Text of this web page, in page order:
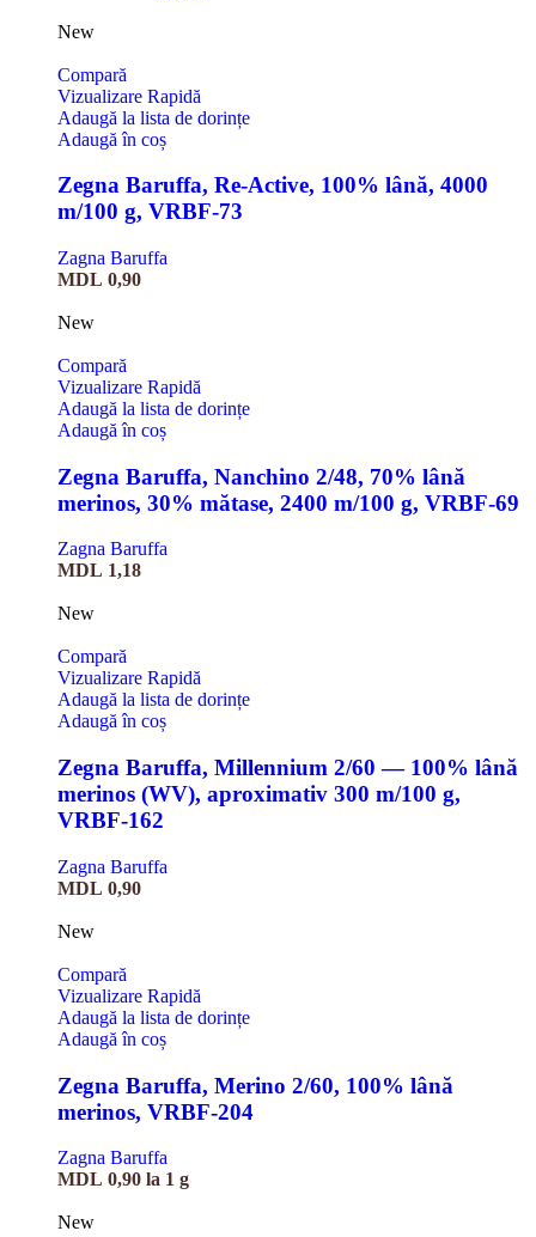
New
Compară
Vizualizare Rapidă
Adaugă la lista de dorințe
Adaugă în coș
Zegna Baruffa, Re-Active, 100% lână, 4000
m/100 g, VRBF-73
Zagna Baruffa
MDL 0,90
New
Compară
Vizualizare Rapidă
Adaugă la lista de dorințe
Adaugă în coș
Zegna Baruffa, Nanchino 2/48, 70% lână
merinos, 30% mătase, 2400 m/100 g, VRBF-69
Zagna Baruffa
MDL 1,18
New
Compară
Vizualizare Rapidă
Adaugă la lista de dorințe
Adaugă în coș
Zegna Baruffa, Millennium 2/60 — 100% lână
merinos (WV), aproximativ 300 m/100 g,
VRBF-162
Zagna Baruffa
MDL 0,90
New
Compară
Vizualizare Rapidă
Adaugă la lista de dorințe
Adaugă în coș
Zegna Baruffa, Merino 2/60, 100% lână
merinos, VRBF-204
Zagna Baruffa
MDL 0,90 la 1 g
New